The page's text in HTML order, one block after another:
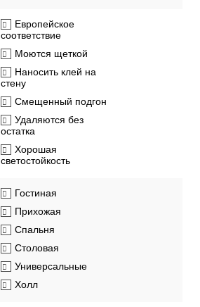
Европейское
соответствие
Моются щеткой
Наносить клей на
стену
Смещенный подгон
Удаляются без
остатка
Хорошая
светостойкость
Гостиная
Прихожая
Спальня
Столовая
Универсальные
Холл